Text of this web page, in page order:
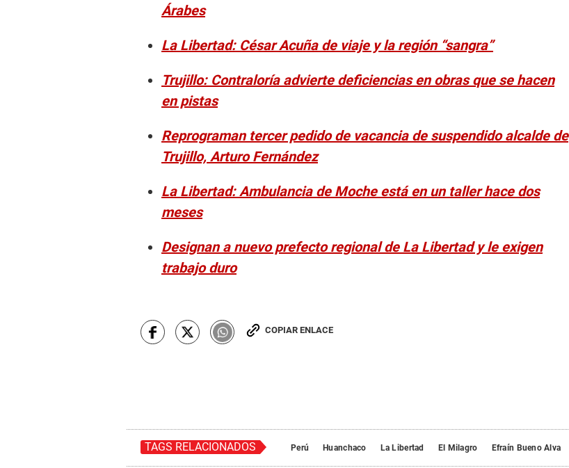
Árabes
La Libertad: César Acuña de viaje y la región “sangra”
Trujillo: Contraloría advierte deficiencias en obras que se hacen
en pistas
Reprograman tercer pedido de vacancia de suspendido alcalde de
Trujillo, Arturo Fernández
La Libertad: Ambulancia de Moche está en un taller hace dos
meses
Designan a nuevo prefecto regional de La Libertad y le exigen
trabajo duro
COPIAR ENLACE
TAGS RELACIONADOS Perú Huanchaco La Libertad El Milagro Efraín Bueno Alva